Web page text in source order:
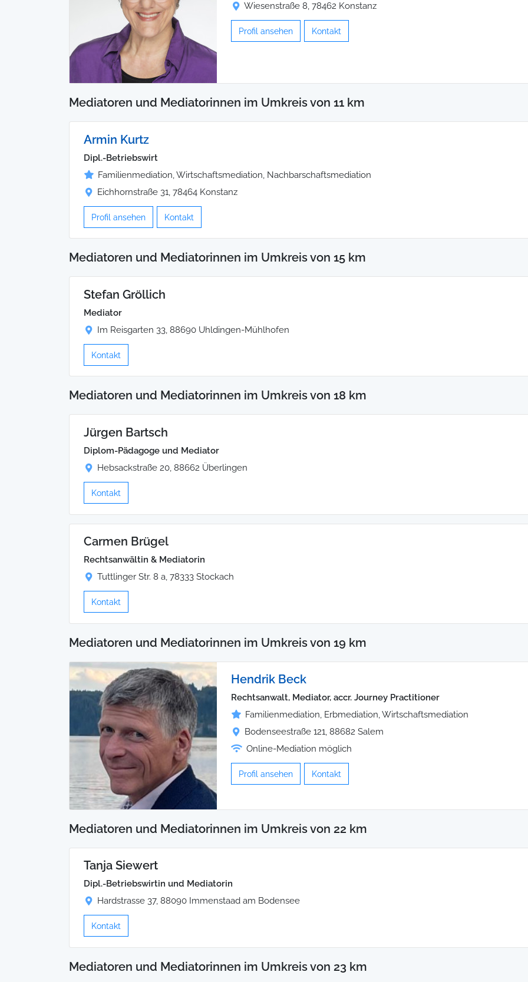
Wiesenstraße 8, 78462 Konstanz
Profil ansehen Kontakt
Mediatoren und Mediatorinnen im Umkreis von 11 km
Armin Kurtz
Dipl.-Betriebswirt
Familienmediation, Wirtschaftsmediation, Nachbarschaftsmediation
Eichhornstraße 31, 78464 Konstanz
Profil ansehen Kontakt
Mediatoren und Mediatorinnen im Umkreis von 15 km
Stefan Gröllich
Mediator
Im Reisgarten 33, 88690 Uhldingen-Mühlhofen
Kontakt
Mediatoren und Mediatorinnen im Umkreis von 18 km
Jürgen Bartsch
Diplom-Pädagoge und Mediator
Hebsackstraße 20, 88662 Überlingen
Kontakt
Carmen Brügel
Rechtsanwältin & Mediatorin
Tuttlinger Str. 8 a, 78333 Stockach
Kontakt
Mediatoren und Mediatorinnen im Umkreis von 19 km
Hendrik Beck
Rechtsanwalt, Mediator, accr. Journey Practitioner
Familienmediation, Erbmediation, Wirtschaftsmediation
Bodenseestraße 121, 88682 Salem
Online-Mediation möglich
Profil ansehen Kontakt
Mediatoren und Mediatorinnen im Umkreis von 22 km
Tanja Siewert
Dipl.-Betriebswirtin und Mediatorin
Hardstrasse 37, 88090 Immenstaad am Bodensee
Kontakt
Mediatoren und Mediatorinnen im Umkreis von 23 km